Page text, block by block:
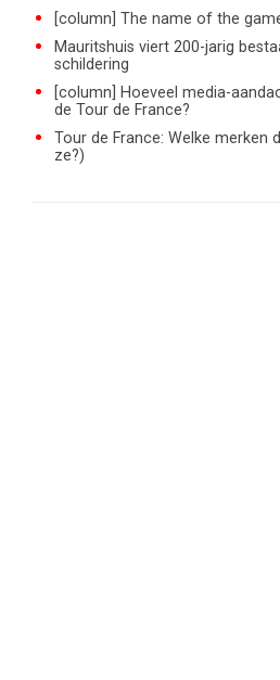
[column] The name of the
Mauritshuis viert 200-jarig
schildering
[column] Hoeveel media-
de Tour de France?
Tour de France: Welke merken
ze?)